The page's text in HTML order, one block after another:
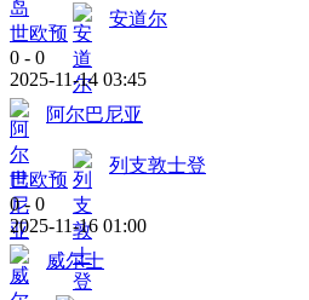
世欧预
安道尔
0 - 0
2025-11-14 03:45
阿尔巴尼亚
世欧预
列支敦士登
0 - 0
2025-11-16 01:00
威尔士